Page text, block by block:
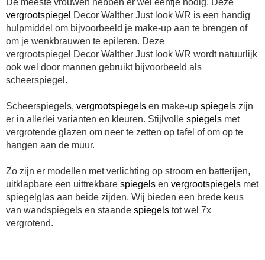
De meeste vrouwen hebben er wel eentje nodig. Deze
vergrootspiegel Decor Walther Just look WR is een handig
hulpmiddel om bijvoorbeeld je make-up aan te brengen of
om je wenkbrauwen te epileren. Deze
vergrootspiegel Decor Walther Just look WR wordt natuurlijk
ook wel door mannen gebruikt bijvoorbeeld als
scheerspiegel.
Scheerspiegels, vergrootspiegels en make-up spiegels zijn
er in allerlei varianten en kleuren. Stijlvolle spiegels met
vergrotende glazen om neer te zetten op tafel of om op te
hangen aan de muur.
Zo zijn er modellen met verlichting op stroom en batterijen,
uitklapbare een uittrekbare spiegels en vergrootspiegels met
spiegelglas aan beide zijden. Wij bieden een brede keus
van wandspiegels en staande spiegels tot wel 7x
vergrotend.